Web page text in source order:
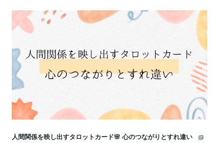
人間関係を映し出すタロットカード🌸 心のつながりとすれ違い